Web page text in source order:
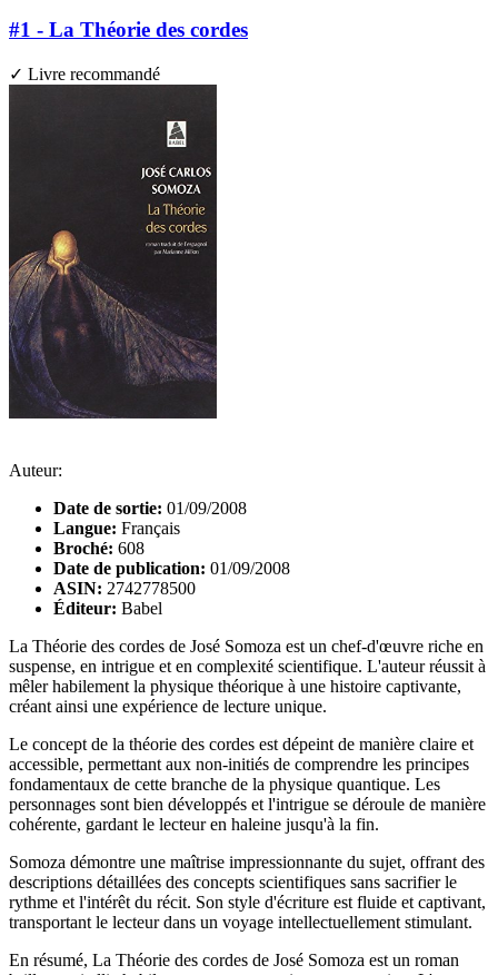
#1 - La Théorie des cordes
✓ Livre recommandé
Auteur:
Date de sortie: 01/09/2008
Langue: Français
Broché: 608
Date de publication: 01/09/2008
ASIN: 2742778500
Éditeur: Babel
La Théorie des cordes de José Somoza est un chef-d'œuvre riche en
suspense, en intrigue et en complexité scientifique. L'auteur réussit à
mêler habilement la physique théorique à une histoire captivante,
créant ainsi une expérience de lecture unique.
Le concept de la théorie des cordes est dépeint de manière claire et
accessible, permettant aux non-initiés de comprendre les principes
fondamentaux de cette branche de la physique quantique. Les
personnages sont bien développés et l'intrigue se déroule de manière
cohérente, gardant le lecteur en haleine jusqu'à la fin.
Somoza démontre une maîtrise impressionnante du sujet, offrant des
descriptions détaillées des concepts scientifiques sans sacrifier le
rythme et l'intérêt du récit. Son style d'écriture est fluide et captivant,
transportant le lecteur dans un voyage intellectuellement stimulant.
En résumé, La Théorie des cordes de José Somoza est un roman